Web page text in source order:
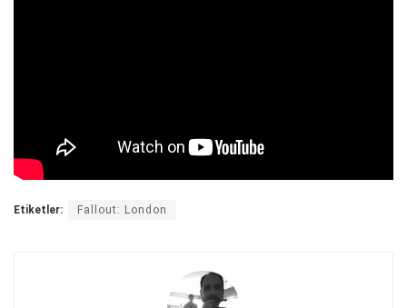
Etiketler: Fallout: London